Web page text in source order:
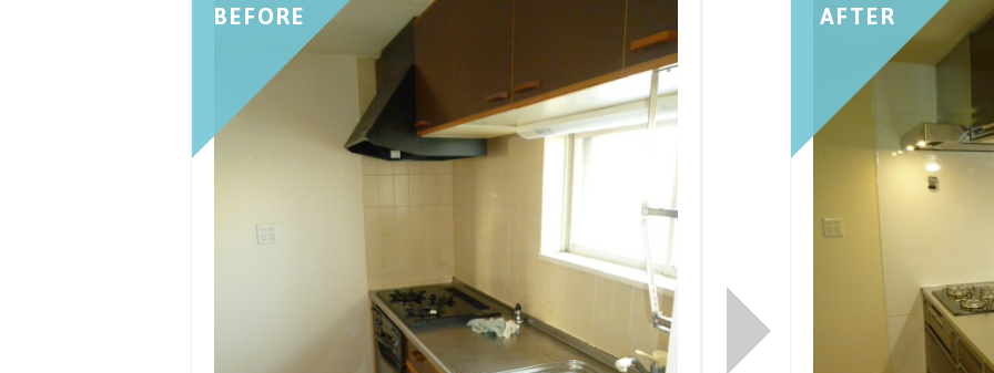
BEFORE AFTER